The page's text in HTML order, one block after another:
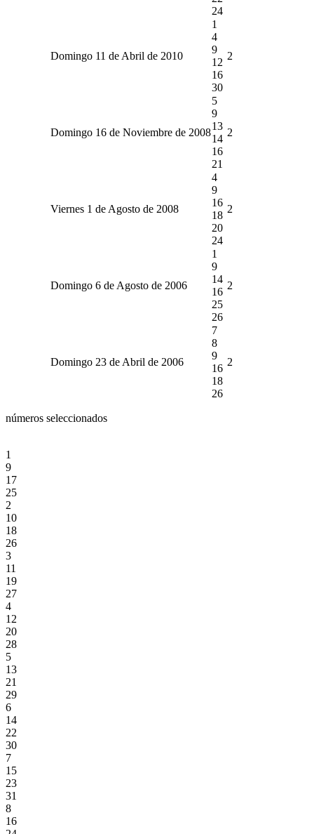
24
Domingo 11 de Abril de 2010
1
4
9
12
16
30
2
Domingo 16 de Noviembre de 2008
5
9
13
14
16
21
2
Viernes 1 de Agosto de 2008
4
9
16
18
20
24
2
Domingo 6 de Agosto de 2006
1
9
14
16
25
26
2
Domingo 23 de Abril de 2006
7
8
9
16
18
26
2
números seleccionados
1
9
17
25
2
10
18
26
3
11
19
27
4
12
20
28
5
13
21
29
6
14
22
30
7
15
23
31
8
16